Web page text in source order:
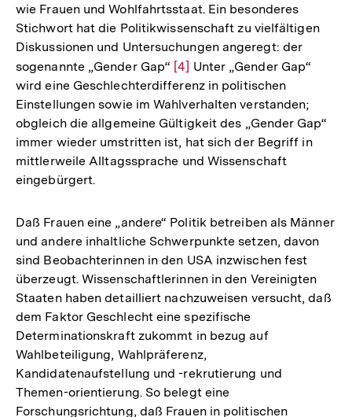
der
Fußnote
wie Frauen und Wohlfahrtsstaat. Ein besonderes
Stichwort hat die Politikwissenschaft zu vielfältigen
Diskussionen und Untersuchungen angeregt: der
sogenannte „Gender Gap“ Zur
Auflösung
der
Fußnote
[4] Unter „Gender Gap“
wird eine Geschlechterdifferenz in politischen
Einstellungen sowie im Wahlverhalten verstanden;
obgleich die allgemeine Gültigkeit des „Gender Gap“
immer wieder umstritten ist, hat sich der Begriff in
mittlerweile Alltagssprache und Wissenschaft
eingebürgert.
Daß Frauen eine „andere“ Politik betreiben als Männer
und andere inhaltliche Schwerpunkte setzen, davon
sind Beobachterinnen in den USA inzwischen fest
überzeugt. Wissenschaftlerinnen in den Vereinigten
Staaten haben detailliert nachzuweisen versucht, daß
dem Faktor Geschlecht eine spezifische
Determinationskraft zukommt in bezug auf
Wahlbeteiligung, Wahlpräferenz,
Kandidatenaufstellung und -rekrutierung und
Themen-orientierung. So belegt eine
Forschungsrichtung, daß Frauen in politischen